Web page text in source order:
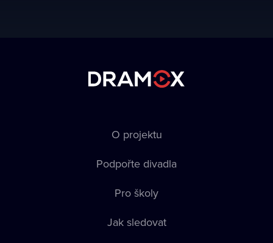
O projektu
Podpořte divadla
Pro školy
Jak sledovat